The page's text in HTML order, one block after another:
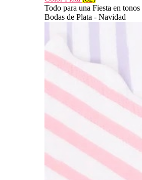
Todo para una Fiesta en
Bodas de Plata - Navidad